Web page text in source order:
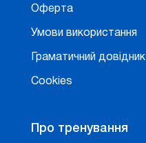
Оферта
Умови використання
Граматичний довідник
Cookies
Про тренування